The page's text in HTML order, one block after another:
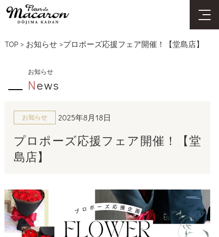
TOP> お知らせ >プロポーズ応援フェア開催！【堂島店】
お知らせ
News
お知らせ 2025年8月18日
プロポーズ応援フェア開催！【堂
島店】